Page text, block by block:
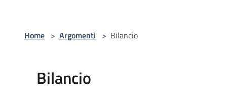
Home > Argomenti > Bilancio
Bilancio